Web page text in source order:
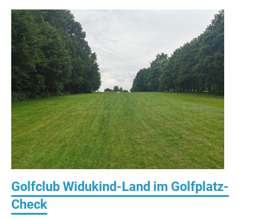
Golfclub Widukind-Land im Golfplatz-
Check